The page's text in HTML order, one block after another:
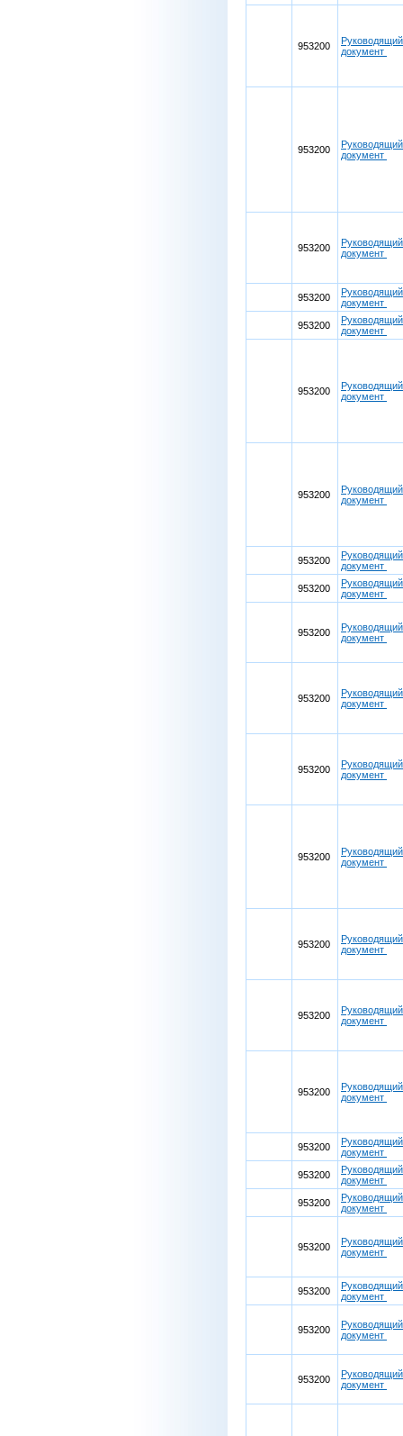
953200
Руководящий
документ
953200
Руководящий
документ
953200
Руководящий
документ
953200
Руководящий
документ
953200
Руководящий
документ
953200
Руководящий
документ
953200
Руководящий
документ
953200
Руководящий
документ
953200
Руководящий
документ
953200
Руководящий
документ
953200
Руководящий
документ
953200
Руководящий
документ
953200
Руководящий
документ
953200
Руководящий
документ
953200
Руководящий
документ
953200
Руководящий
документ
953200
Руководящий
документ
953200
Руководящий
документ
953200
Руководящий
документ
953200
Руководящий
документ
953200
Руководящий
документ
953200
Руководящий
документ
953200
Руководящий
документ